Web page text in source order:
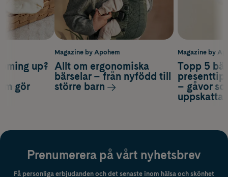
Magazine by
Topp 5
– gåvor
up?
gör
Magazine by Apohem
Allt om ergonomiska
bärselar – från nyfödd till
större barn
Prenumerera på vårt nyhetsbrev
Få personliga erbjudanden och det senaste inom hälsa och skönhet